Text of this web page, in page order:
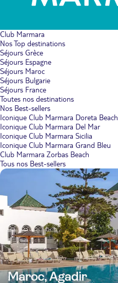
Club Marmara
Nos Top destinations
Séjours Grèce
Séjours Espagne
Séjours Maroc
Séjours Bulgarie
Séjours France
Toutes nos destinations
Nos Best-sellers
Iconique Club Marmara Doreta Beach
Iconique Club Marmara Del Mar
Iconique Club Marmara Sicilia
Iconique Club Marmara Grand Bleu
Club Marmara Zorbas Beach
Tous nos Best-sellers